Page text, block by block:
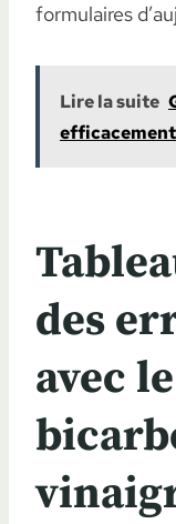
formulaires
Lire la suite
des
avec